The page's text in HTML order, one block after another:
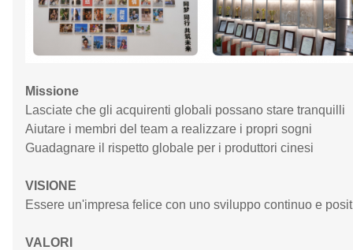
Missione
Lasciate che gli acquirenti globali possano stare tranquilli
Aiutare i membri del team a realizzare i propri sogni
Guadagnare il rispetto globale per i produttori cinesi
VISIONE
Essere un'impresa felice con uno sviluppo continuo e
VALORI